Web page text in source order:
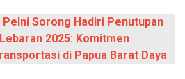
Pelni Sorong Hadiri Penutupan
2025: Komitmen
di Papua Barat Daya